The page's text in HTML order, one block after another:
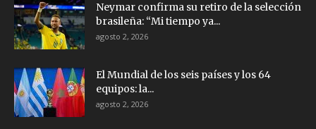
Neymar confirma su retiro de la selección
brasileña: “Mi tiempo ya...
agosto 2, 2026
El Mundial de los seis países y los 64
equipos: la...
agosto 2, 2026